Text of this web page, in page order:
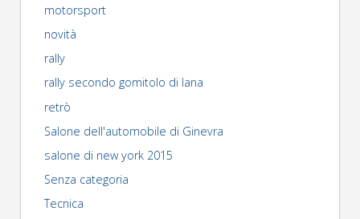
motorsport
novità
rally
rally secondo gomitolo di lana
retrò
Salone dell'automobile di Ginevra
salone di new york 2015
Senza categoria
Tecnica